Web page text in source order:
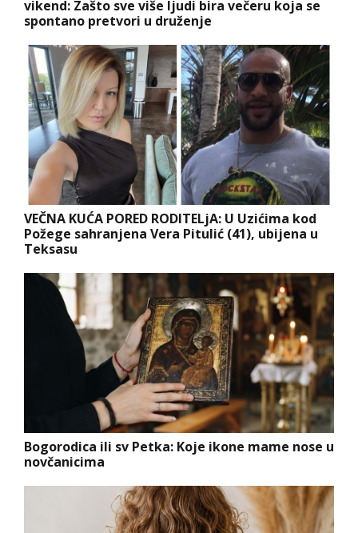
vikend: Zašto sve više ljudi bira večeru koja se
spontano pretvori u druženje
VEČNA KUĆA PORED RODITELjA: U Uzićima kod
Požege sahranjena Vera Pitulić (41), ubijena u
Teksasu
Bogorodica ili sv Petka: Koje ikone mame nose u
novčanicima